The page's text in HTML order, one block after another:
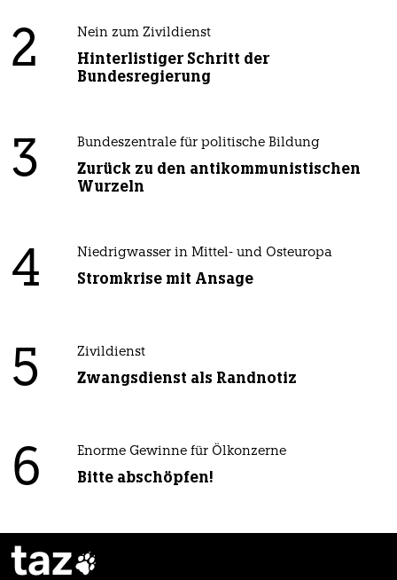
2 Nein zum Zivildienst
Hinterlistiger Schritt der
Bundesregierung
3 Bundeszentrale für politische Bildung
Zurück zu den antikommunistischen
Wurzeln
4 Niedrigwasser in Mittel- und Osteuropa
Stromkrise mit Ansage
5 Zivildienst
Zwangsdienst als Randnotiz
6 Enorme Gewinne für Ölkonzerne
Bitte abschöpfen!
taz